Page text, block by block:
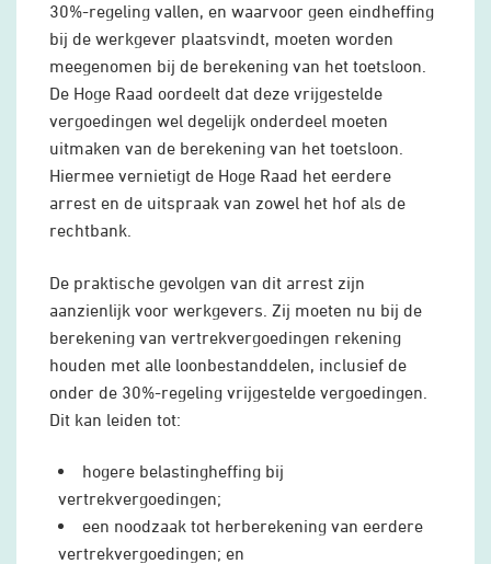
30%-regeling vallen, en waarvoor geen eindheffing
bij de werkgever plaatsvindt, moeten worden
meegenomen bij de berekening van het toetsloon.
De Hoge Raad oordeelt dat deze vrijgestelde
vergoedingen wel degelijk onderdeel moeten
uitmaken van de berekening van het toetsloon.
Hiermee vernietigt de Hoge Raad het eerdere
arrest en de uitspraak van zowel het hof als de
rechtbank.
De praktische gevolgen van dit arrest zijn
aanzienlijk voor werkgevers. Zij moeten nu bij de
berekening van vertrekvergoedingen rekening
houden met alle loonbestanddelen, inclusief de
onder de 30%-regeling vrijgestelde vergoedingen.
Dit kan leiden tot:
hogere belastingheffing bij
vertrekvergoedingen;
een noodzaak tot herberekening van eerdere
vertrekvergoedingen; en